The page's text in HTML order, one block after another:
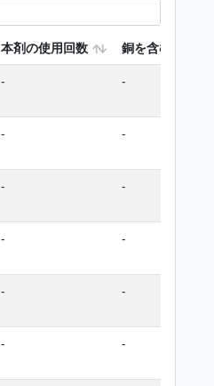
本剤の使用回数
銅を含む使用回数
- -
- -
- -
- -
- -
- -